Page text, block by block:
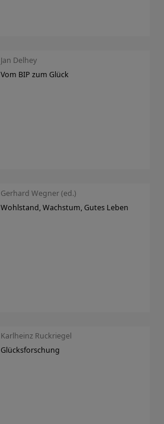
Jan Delhey
Vom BIP zum Glück
Gerhard Wegner (ed.)
Wohlstand, Wachstum, Gutes Leben
Karlheinz Ruckriegel
Glücksforschung